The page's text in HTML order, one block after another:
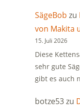
SägeBob zu
von Makita
15. Juli 2026
Diese
sehr gute
gibt es auch
botze53zu